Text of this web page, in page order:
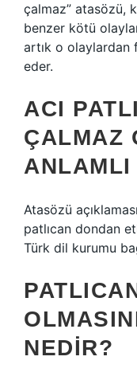
çalmaz” atasözü,
benzer kötü
artık o olaylardan
eder.
ACI
ÇALMAZ
ANLAMLI
Atasözü
patlıcan dondan
Türk dil kurumu
NEDIR?